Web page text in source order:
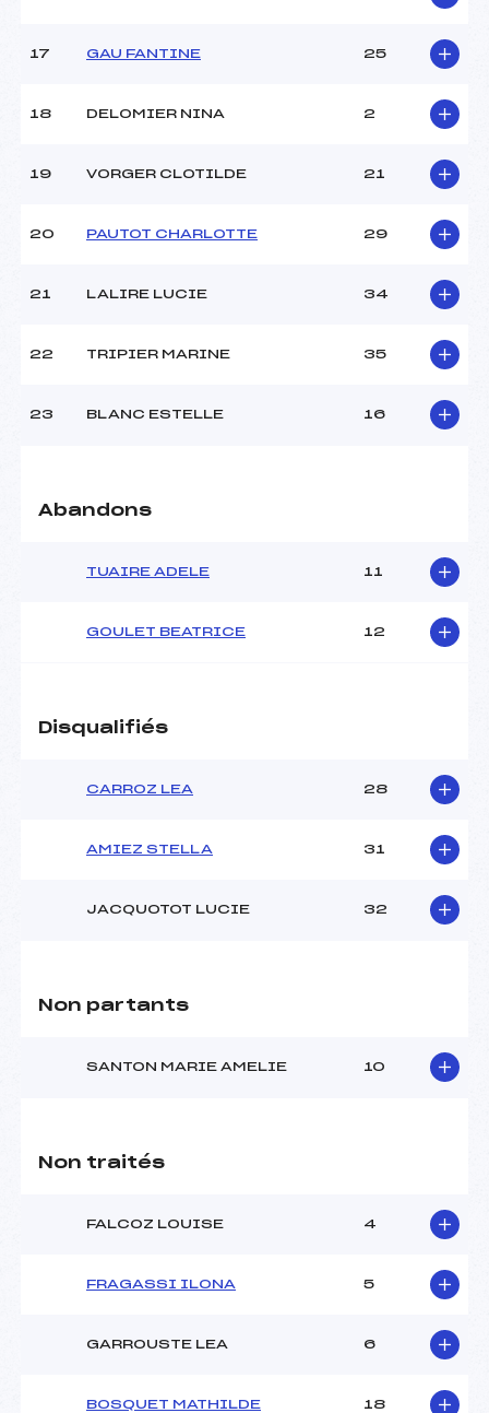
17 GAU FANTINE 25
18 DELOMIER NINA 2
19 VORGER CLOTILDE 21
20 PAUTOT CHARLOTTE 29
21 LALIRE LUCIE 34
22 TRIPIER MARINE 35
23 BLANC ESTELLE 16
Abandons
TUAIRE ADELE 11
GOULET BEATRICE 12
Disqualifiés
CARROZ LEA 28
AMIEZ STELLA 31
JACQUOTOT LUCIE 32
Non partants
SANTON MARIE AMELIE 10
Non traités
FALCOZ LOUISE 4
FRAGASSI ILONA 5
GARROUSTE LEA 6
BOSQUET MATHILDE 18